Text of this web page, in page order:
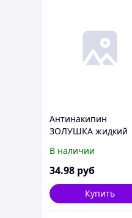
Антинакипин
ЗОЛУШКА жидкий
(24 штуки/упаковка)
В наличии
34.98 руб
Купить